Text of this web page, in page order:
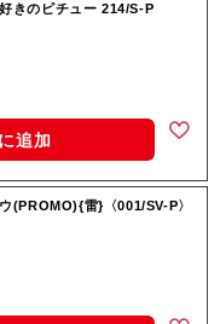
きのピチュー 214/S-P
追加
(PROMO){雷}〈001/SV-P〉